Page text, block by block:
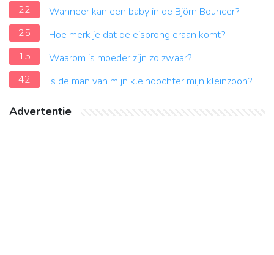
22
Wanneer kan een baby in de Björn Bouncer?
25
Hoe merk je dat de eisprong eraan komt?
15
Waarom is moeder zijn zo zwaar?
42
Is de man van mijn kleindochter mijn kleinzoon?
Advertentie